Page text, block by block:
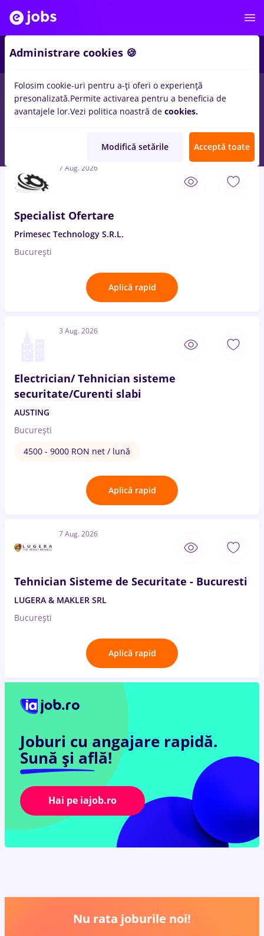
Salarii Student
7 Aug. 2026
Specialist Ofertare
Primesec Technology S.R.L.
București
Aplică rapid
3 Aug. 2026
Electrician/ Tehnician sisteme
securitate/Curenti slabi
AUSTING
București
4500 - 9000 RON net / lună
Aplică rapid
7 Aug. 2026
Tehnician Sisteme de Securitate - Bucuresti
LUGERA & MAKLER SRL
București
Aplică rapid
Joburi cu angajare rapidă.
Sună și află!
Hai pe iajob.ro
Nu rata joburile noi!
Administrare cookies 🍪
Folosim cookie-uri pentru a-ți oferi o experiență
presonalizată.Permite activarea pentru a beneficia de
avantajele lor.Vezi politica noastră de cookies.
Modifică setările Acceptă toate